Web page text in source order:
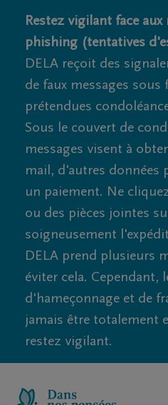
Restez vigilant face aux
phishing (tentatives
DELA reçoit des
de faux messages sous
prétendues
Sous le couvert de
messages visent à
mail, d'autres données
un paiement. Ne
ou des pièces jointes
soigneusement
DELA prend plusieurs
éviter cela. Cependant,
d'hameçonnage et de
jamais être totalement
restez vigilant.